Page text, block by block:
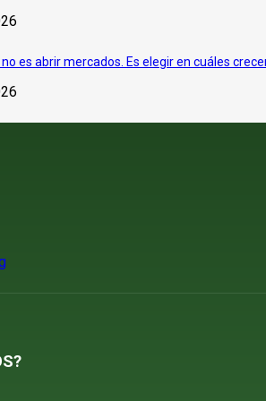
es abrir mercados. Es elegir en cuáles